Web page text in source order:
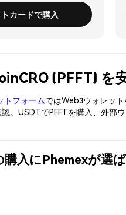
カードで購入
(PFFT) を
トフォームではWeb3ウォレッ
。USDTでPFFTを購入、外部
入にPhemexが選